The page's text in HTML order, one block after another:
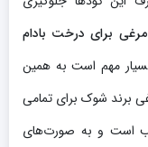
برای درخت بادام
مهم است به همین
برند شوک برای تمامی
است و به صورت‌های